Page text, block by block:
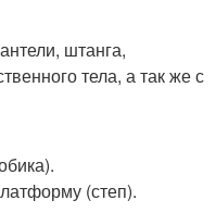
штанга,
тела, а так же с
(степ).